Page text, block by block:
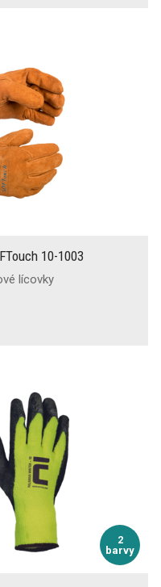
10-1003
lícovky
2
barvy